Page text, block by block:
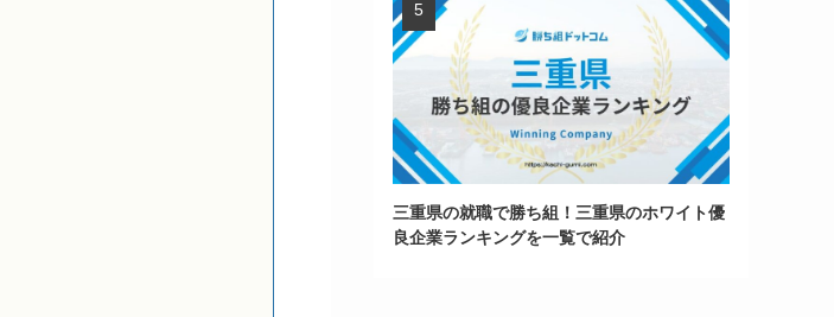
三重県の就職で勝ち組！三重県のホワイト優
良企業ランキングを一覧で紹介